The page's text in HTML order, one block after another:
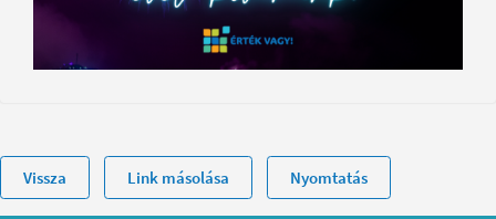
Vissza Link másolása Nyomtatás